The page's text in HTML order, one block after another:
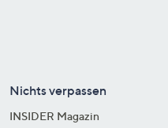
Nichts verpassen
INSIDER Magazin